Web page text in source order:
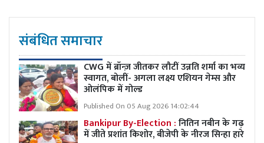
संबंधित समाचार
CWG में ब्रॉन्ज़ जीतकर लौटीं उन्नति शर्मा का भव्य
स्वागत, बोलीं- अगला लक्ष्य एशियन गेम्स और
ओलंपिक में गोल्ड
Published On 05 Aug 2026 14:02:44
Bankipur By-Election :नितिन नबीन के गढ़
में जीते प्रशांत किशोर, बीजेपी के नीरज सिन्हा हारे